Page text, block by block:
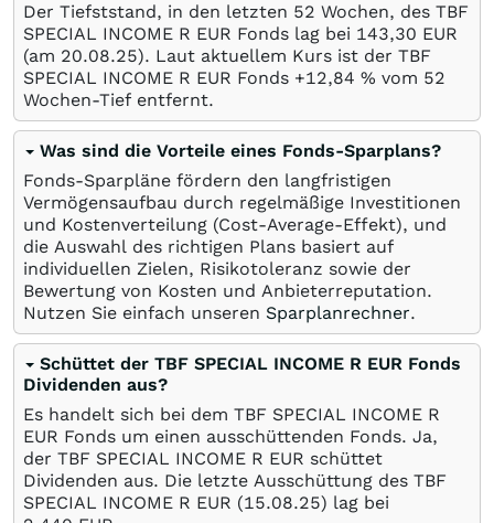
Der Tiefststand, in den letzten 52 Wochen, des TBF
SPECIAL INCOME R EUR Fonds lag bei 143,30 EUR
(am 20.08.25). Laut aktuellem Kurs ist der TBF
SPECIAL INCOME R EUR Fonds +12,84 % vom 52
Wochen-Tief entfernt.
Was sind die Vorteile eines Fonds-Sparplans?
Fonds-Sparpläne fördern den langfristigen
Vermögensaufbau durch regelmäßige Investitionen
und Kostenverteilung (Cost-Average-Effekt), und
die Auswahl des richtigen Plans basiert auf
individuellen Zielen, Risikotoleranz sowie der
Bewertung von Kosten und Anbieterreputation.
Nutzen Sie einfach unseren Sparplanrechner.
Schüttet der TBF SPECIAL INCOME R EUR Fonds
Dividenden aus?
Es handelt sich bei dem TBF SPECIAL INCOME R
EUR Fonds um einen ausschüttenden Fonds. Ja,
der TBF SPECIAL INCOME R EUR schüttet
Dividenden aus. Die letzte Ausschüttung des TBF
SPECIAL INCOME R EUR (15.08.25) lag bei